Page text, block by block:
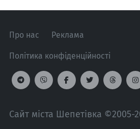
Про нас Реклама
Політика конфіденційності
Сайт міста Шепетівка ©2005-